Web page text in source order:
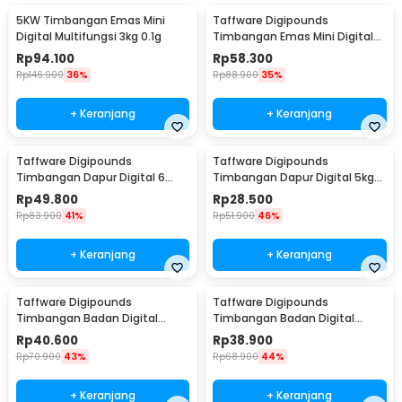
5KW Timbangan Emas Mini
Digital Multifungsi 3kg 0.1g
Rp94.100
Rp146.900 36%
+ Keranjang
Taffware Digipounds
Timbangan Emas Mini Digital
Multifungsi 500g 0.1g - EK518
Rp58.300
Rp88.900 35%
+ Keranjang
Taffware Digipounds
Timbangan Dapur Digital 6
Satuan 1kg 0.1g - i2000
Rp49.800
Rp83.900 41%
+ Keranjang
Taffware Digipounds
Timbangan Dapur Digital 5kg
1g Kitchen Scale LCD - B05
Rp28.500
Rp51.900 46%
+ Keranjang
Taffware Digipounds
Timbangan Badan Digital
Scale Battery 0.05kg 180kg -
BT-986
Rp40.600
Rp70.900 43%
+ Keranjang
Taffware Digipounds
Timbangan Badan Digital
Scale Battery 0.05kg 180kg -
SC-01
Rp38.900
Rp68.900 44%
+ Keranjang